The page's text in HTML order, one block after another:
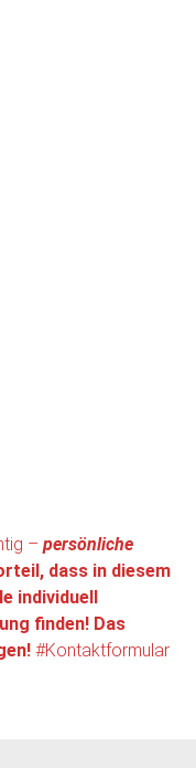
– persönliche
dass in diesem
individuell
finden! Das
#Kontaktformular